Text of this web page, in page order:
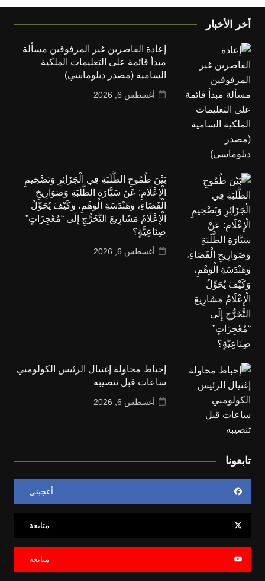
أخر الأخبار
إعادة القاصرين غير المرفوقين مسألة
مبدأ قائمة على التعليمات الملكية
السامية (مصدر دبلوماسي)
أغسطس 6, 2026
بَيْنَ طُمُوحِ الطَّلَبَةِ فِي الْجَزَائِرِ وَتَضْخِيمِ
الْإِعْلَامِ: عَنْ سَيَّارَةِ الطَّلَبَةِ وَصَوَارِيخِ
الْفَضَاءِ، وَهَنْدَسَةِ الْوَهْمِ، وَكَيْفَ يُحَوِّلُ
الْإِعْلَامُ مَشَارِيعَ التَّخَرُّجِ إِلَى “مُعْجِزَاتٍ”
صِنَاعِيَّةٍ؟
أغسطس 6, 2026
إحباط محاولة إغتيال الرئيس الكولومبي
ساعات قبل تنصيبه
أغسطس 6, 2026
تابعونا
أعجبني
متابعة
متابعة